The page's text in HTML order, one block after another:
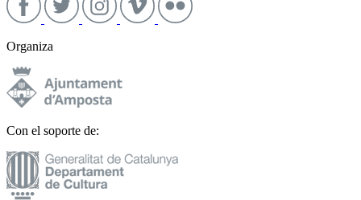
Organiza
Con el soporte de: